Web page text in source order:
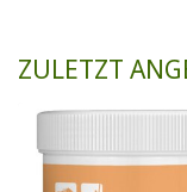
ZULETZT